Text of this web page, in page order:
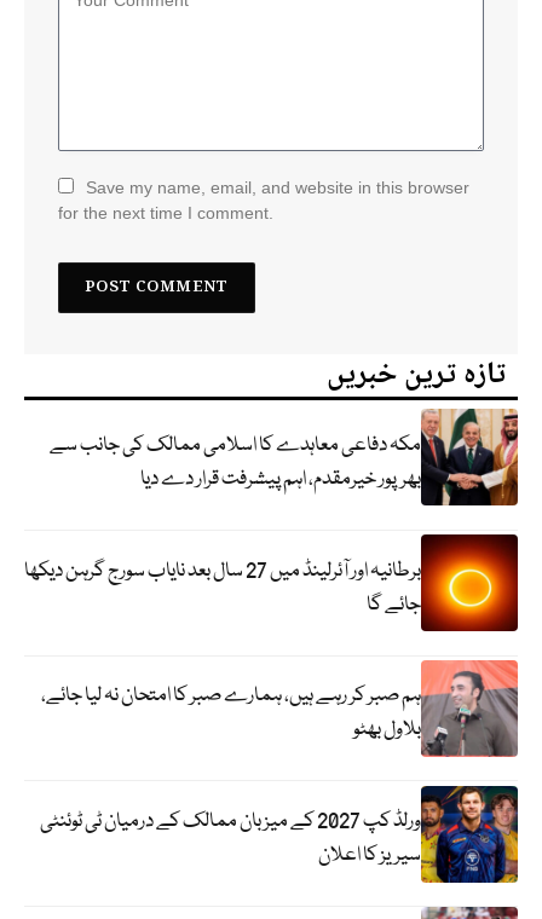
Save my name, email, and website in this browser
for the next time I comment.
تازہ ترین خبریں
مکہ دفاعی معاہدے کا اسلامی ممالک کی جانب سے
بھرپور خیرمقدم، اہم پیشرفت قرار دے دیا
برطانیہ اور آئرلینڈ میں 27 سال بعد نایاب سورج گرہن دیکھا
جائے گا
ہم صبر کر رہے ہیں، ہمارے صبر کا امتحان نہ لیا جائے،
بلاول بھٹو
ورلڈ کپ 2027 کے میزبان ممالک کے درمیان ٹی ٹوئنٹی
سیریز کا اعلان